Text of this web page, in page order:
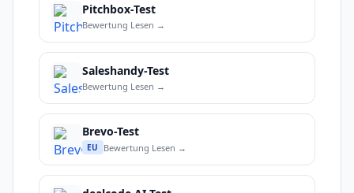
Pitchbox-Test
Bewertung Lesen →
Saleshandy-Test
Bewertung Lesen →
Brevo-Test
EU Bewertung Lesen →